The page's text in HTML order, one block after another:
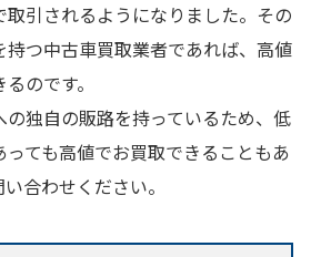
取引されるようになりました。その
持つ中古車買取業者であれば、高値
のです。
の独自の販路を持っているため、低
ても高値でお買取できることもあ
合わせください。